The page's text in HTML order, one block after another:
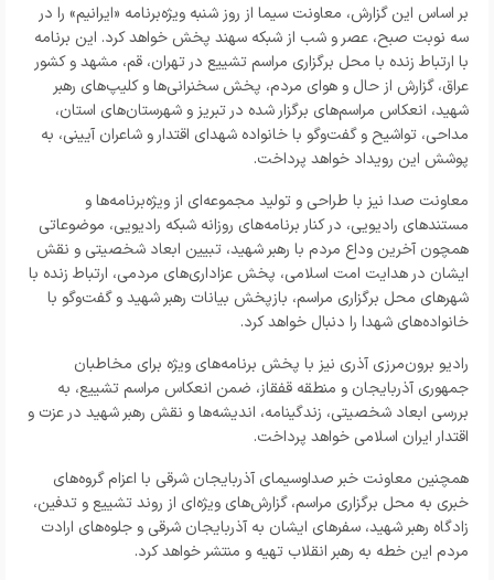
بر اساس این گزارش، معاونت سیما از روز شنبه ویژه‌برنامه «ایرانیم» را در
سه نوبت صبح، عصر و شب از شبکه سهند پخش خواهد کرد. این برنامه
با ارتباط زنده با محل برگزاری مراسم تشییع در تهران، قم، مشهد و کشور
عراق، گزارش از حال و هوای مردم، پخش سخنرانی‌ها و کلیپ‌های رهبر
شهید، انعکاس مراسم‌های برگزار شده در تبریز و شهرستان‌های استان،
مداحی، تواشیح و گفت‌وگو با خانواده شهدای اقتدار و شاعران آیینی، به
پوشش این رویداد خواهد پرداخت.
معاونت صدا نیز با طراحی و تولید مجموعه‌ای از ویژه‌برنامه‌ها و
مستندهای رادیویی، در کنار برنامه‌های روزانه شبکه رادیویی، موضوعاتی
همچون آخرین وداع مردم با رهبر شهید، تبیین ابعاد شخصیتی و نقش
ایشان در هدایت امت اسلامی، پخش عزاداری‌های مردمی، ارتباط زنده با
شهرهای محل برگزاری مراسم، بازپخش بیانات رهبر شهید و گفت‌وگو با
خانواده‌های شهدا را دنبال خواهد کرد.
رادیو برون‌مرزی آذری نیز با پخش برنامه‌های ویژه برای مخاطبان
جمهوری آذربایجان و منطقه قفقاز، ضمن انعکاس مراسم تشییع، به
بررسی ابعاد شخصیتی، زندگینامه، اندیشه‌ها و نقش رهبر شهید در عزت و
اقتدار ایران اسلامی خواهد پرداخت.
همچنین معاونت خبر صداوسیمای آذربایجان شرقی با اعزام گروه‌های
خبری به محل برگزاری مراسم، گزارش‌های ویژه‌ای از روند تشییع و تدفین،
زادگاه رهبر شهید، سفرهای ایشان به آذربایجان شرقی و جلوه‌های ارادت
مردم این خطه به رهبر انقلاب تهیه و منتشر خواهد کرد.